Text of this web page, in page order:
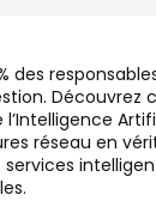
des
Découvrez
l’Intelligence
réseau en